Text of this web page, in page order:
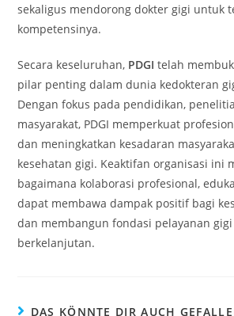
sekaligus mendorong dokter gigi untuk
kompetensinya.
Secara keseluruhan, PDGI telah
pilar penting dalam dunia kedokteran
Dengan fokus pada pendidikan,
masyarakat, PDGI memperkuat
dan meningkatkan kesadaran
kesehatan gigi. Keaktifan organisasi ini
bagaimana kolaborasi profesional,
dapat membawa dampak positif bagi
dan membangun fondasi pelayanan
berkelanjutan.
DAS KÖNNTE DIR AUCH